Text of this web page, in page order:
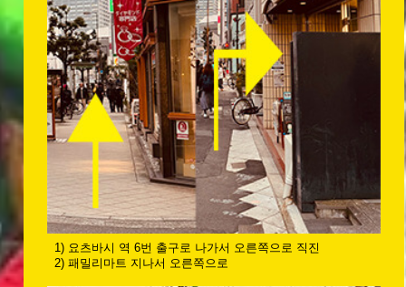
1) 요츠바시 역 6번 출구로 나가서 오른쪽으로 직진
2) 패밀리마트 지나서 오른쪽으로